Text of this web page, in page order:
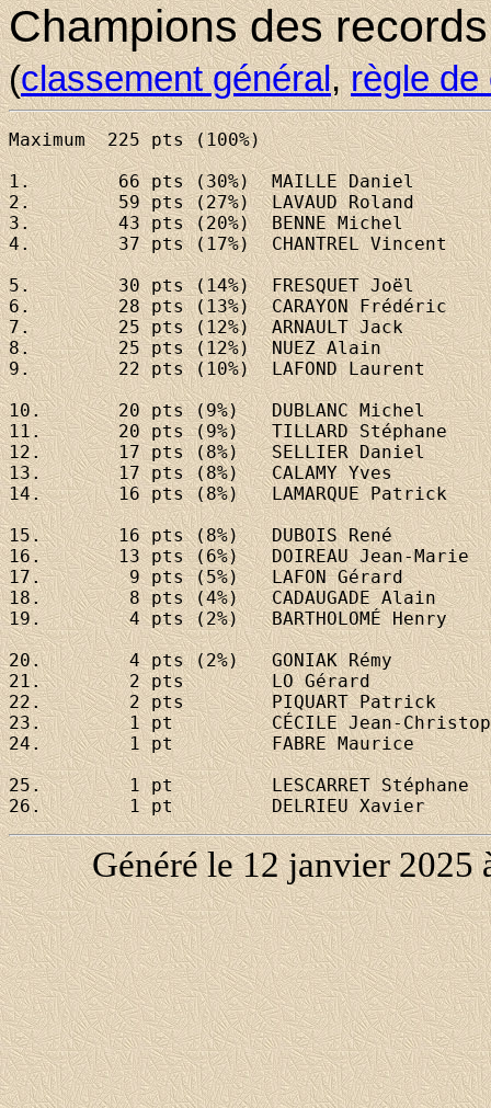
Champions des
(classement général,règle de
Maximum	 225 pts (100%)
1. 	  66 pts (30%) MAILLE Daniel
2. 	  59 pts (27%) LAVAUD Roland
3. 	  43 pts (20%) BENNE Michel
4. 	  37 pts (17%) CHANTREL Vincent
5. 	  30 pts (14%) FRESQUET Joël
6. 	  28 pts (13%) CARAYON Frédéric
7. 	  25 pts (12%) ARNAULT Jack
8. 	  25 pts (12%) NUEZ Alain
9. 	  22 pts (10%) LAFOND Laurent
10. 	  20 pts (9%) DUBLANC Michel
11. 	  20 pts (9%) TILLARD Stéphane
12. 	  17 pts (8%) SELLIER Daniel
13. 	  17 pts (8%) CALAMY Yves
14. 	  16 pts (8%) LAMARQUE Patrick
15. 	  16 pts (8%) DUBOIS René
16. 	  13 pts (6%) DOIREAU Jean-Marie
17. 	   9 pts (5%) LAFON Gérard
18. 	   8 pts (4%) CADAUGADE Alain
19. 	   4 pts (2%) BARTHOLOMÉ Henry
20. 	   4 pts (2%) GONIAK Rémy
21. 	   2 pts LO Gérard
22. 	   2 pts PIQUART Patrick
23. 	   1 pt CÉCILE Jean-
24. 	   1 pt FABRE Maurice
25. 	   1 pt LESCARRET Stéphane
26. 	   1 pt DELRIEU Xavier
Généré le 12 janvier 2025